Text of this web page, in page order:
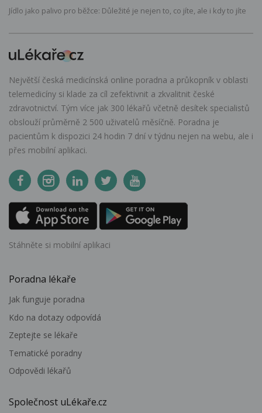
Jídlo jako palivo pro běžce: Důležité je nejen to, co jíte, ale i kdy to jíte
Největší česká medicínská online poradna a průkopník v oblasti
telemedicíny si klade za cíl zefektivnit a zkvalitnit české
zdravotnictví. Tým více jak 300 lékařů včetně desítek specialistů
obslouží průměrně 2 500 uživatelů měsíčně. Poradna je
pacientům k dispozici 24 hodin 7 dní v týdnu nejen na webu, ale i
přes mobilní aplikaci.
Stáhněte si mobilní aplikaci
Poradna lékaře
Jak funguje poradna
Kdo na dotazy odpovídá
Zeptejte se lékaře
Tematické poradny
Odpovědi lékařů
Společnost uLékaře.cz